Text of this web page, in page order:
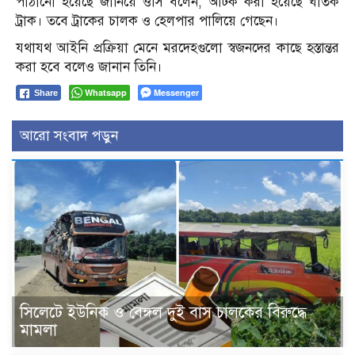
ট্রাক। তবে ট্রাকের চালক ও হেলপার পালিয়ে গেছেন।
যথাযথ আইনি প্রক্রিয়া মেনে মরদেহগুলো স্বজনদের কাছে হস্তান্তর
করা হবে বলেও জানান তিনি।
Share Whatsapp Messenger
আরো সংবাদ পড়ুন
সিলেটে ইউনিক ও বেঙ্গল দুই বাস চালকের বিরুদ্ধে
মামলা